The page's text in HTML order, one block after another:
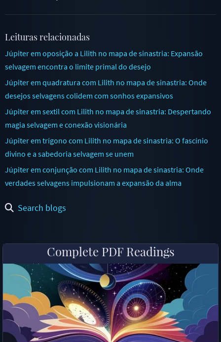
Leituras relacionadas
Júpiter em oposição a Lilith no mapa de sinastria: Expansão
selvagem encontra o limite primal do desejo
Júpiter em quadratura com Lilith no mapa de sinastria: Onde
desejos selvagens colidem com sonhos expansivos
Júpiter em sextil com Lilith no mapa de sinastria: Despertando
magia selvagem e conexão visionária
Júpiter em trígono com Lilith no mapa de sinastria: O fascínio
divino e a sabedoria selvagem se unem
Júpiter em conjunção com Lilith no mapa de sinastria: Onde
verdades selvagens impulsionam a expansão da alma
Search blogs
Complete PDF Readings